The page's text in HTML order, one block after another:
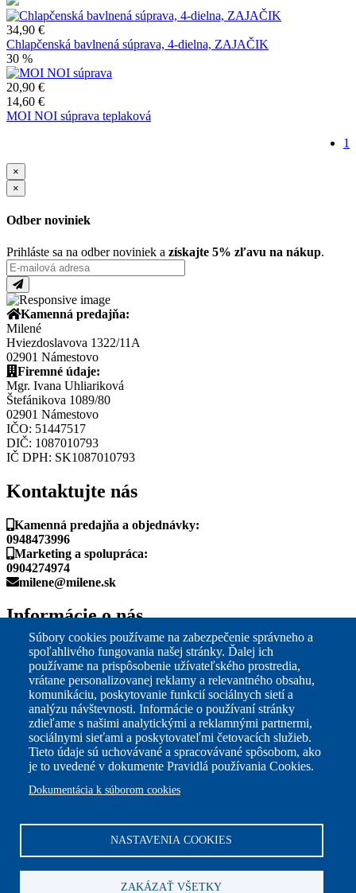
34,90 €
Chlapčenská bavlnená súprava, 4-dielna, ZAJAČIK
30 %
20,90 €
14,60 €
MOI NOI súprava teplaková
1
×
Súbory cookies používame na zabezpečenie správneho a
spoľahlivého fungovania našej stránky. Ďalej ich
používame na prispôsobenie užívateľského prostredia,
vrátane personalizovanej reklamy a relevantného obsahu,
komunikáciu, poskytovanie funkcií sociálnych sietí a
analýzu návštevnosti. Informácie o používaní stránky
zdieľame s našimi analytickými a reklamnými partnermi,
sociálnymi sieťami a poskytovateľmi četovacích služieb.
Tieto údaje sú uchovávané a spracovávané spôsobom, ako
je to uvedené v dokumente Pravidlá používania Cookies.
Dokumentácia k súborom cookies
NASTAVENIA COOKIES
ZAKÁZAŤ VŠETKY
×
Odber noviniek
Prihláste sa na odber noviniek a získajte 5% zľavu na nákup.
Kamenná predajňa:
Milené
Hviezdoslavova 1322/11A
02901 Námestovo
Firemné údaje:
Mgr. Ivana Uhliariková
Štefánikova 1089/80
02901 Námestovo
IČO: 51447517
DIČ: 1087010793
IČ DPH: SK1087010793
Kontaktujte nás
Kamenná predajňa a objednávky:
0948473996
Marketing a spolupráca:
0904274974
milene@milene.sk
Informácie o nás
Dokumenty
Nastavenia cookies
Reklamačný poriadok
Ochrana osobných údajov
Všeobecné obchodné podmienky
My na sociálnych sieťach
Prihláste sa do newsletra